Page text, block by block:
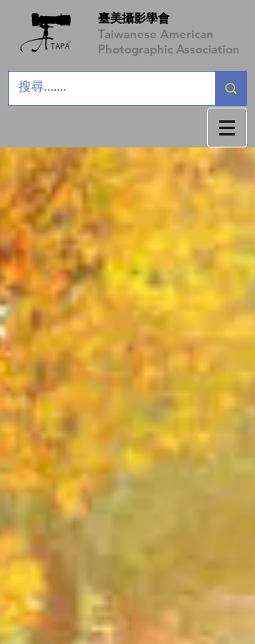
臺美攝影學會
Taiwanese American
Photographic Association